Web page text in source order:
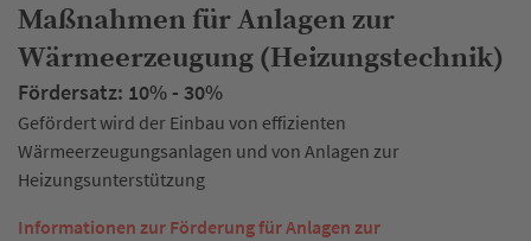
Maßnahmen für Anlagen zur
Wärmeerzeugung (Heizungstechnik)
Fördersatz: 10% - 30%
Gefördert wird der Einbau von effizienten
Wärmeerzeugungsanlagen und von Anlagen zur
Heizungsunterstützung
Informationen zur Förderung für Anlagen zur